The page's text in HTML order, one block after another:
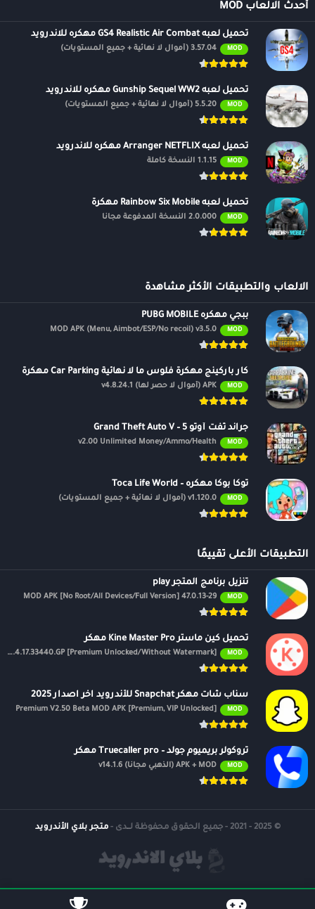
أحدث الالعاب MOD
تحميل لعبه GS4 Realistic Air Combat مهكره للاندرويد
MOD 3.57.04 (أموال لا نهائية + جميع المستويات)
تحميل لعبه Gunship Sequel WW2 مهكره للاندرويد
MOD 5.5.20 (أموال لا نهائية + جميع المستويات)
تحميل لعبه Arranger NETFLIX مهكره للاندرويد
MOD 1.1.15 النسخة كاملة
تحميل لعبه Rainbow Six Mobile مهكرة
MOD 2.0.000 النسخة المدفوعة مجانًا
الالعاب والتطبيقات الأكثر مشاهدة
ببجي مهكره PUBG MOBILE
MOD
MOD APK (Menu, Aimbot/ESP/No recoil) v3.5.0
كار باركينج مهكرة فلوس ما لا نهائية Car Parking مهكرة
MOD APK (أموال لا حصر لها) v4.8.24.1
جراند ثفت أوتو 5 – Grand Theft Auto V
MOD
v2.00 Unlimited Money/Ammo/Health
توكا بوكا مهكره – Toca Life World
MOD v1.120.0 (أموال لا نهائية + جميع المستويات)
التطبيقات الأعلى تقييمًا
تنزيل برنامج المتجر play
MOD
47.0.13-29 MOD APK [No Root/All Devices/Full Version]
تحميل كين ماستر Kine Master Pro مهكر
MOD
APK v7.4.17.33440.GP [Premium Unlocked/Without Watermark]
سناب شات مهكر Snapchat للأندرويد اخر اصدار 2025
MOD
Premium V2.50 Beta MOD APK [Premium, VIP Unlocked]
تروكولر بريميوم جولد – Truecaller pro مهكر
MOD APK + MOD (الذهبي مجانًا) v14.1.6
© 2025 - 2021 - جميع الحقوق محفوظة لــدى - متجر بلاي الأندرويد